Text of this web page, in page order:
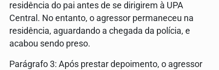
residência do pai antes de se dirigirem à UPA
Central. No entanto, o agressor permaneceu na
residência, aguardando a chegada da polícia, e
acabou sendo preso.
Parágrafo 3: Após prestar depoimento, o agressor